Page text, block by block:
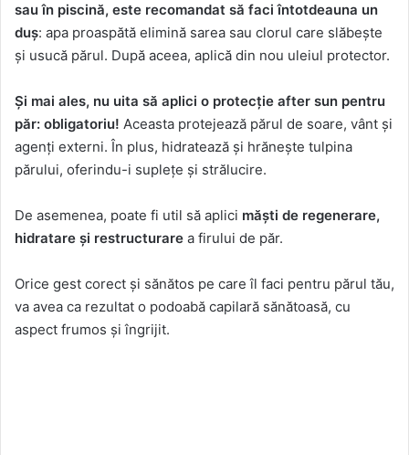
sau în piscină, este recomandat să faci întotdeauna un
duș: apa proaspătă elimină sarea sau clorul care slăbește
și usucă părul. După aceea, aplică din nou uleiul protector.
Și mai ales, nu uita să aplici o protecție after sun pentru
păr: obligatoriu! Aceasta protejează părul de soare, vânt și
agenți externi. În plus, hidratează și hrănește tulpina
părului, oferindu-i suplețe și strălucire.
De asemenea, poate fi util să aplici măști de regenerare,
hidratare și restructurare a firului de păr.
Orice gest corect și sănătos pe care îl faci pentru părul tău,
va avea ca rezultat o podoabă capilară sănătoasă, cu
aspect frumos și îngrijit.